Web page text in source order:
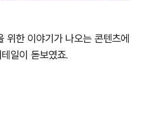
위한 이야기가 나오는 콘텐츠에
일이 돋보였죠.